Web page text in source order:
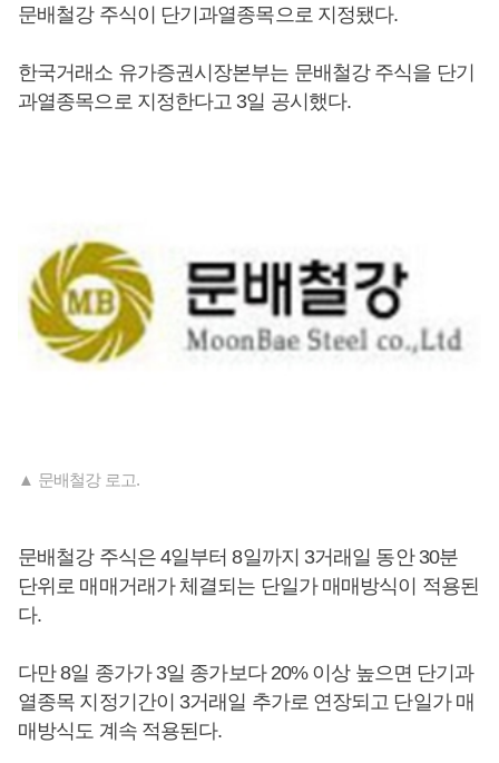
문배철강 주식이 단기과열종목으로 지정됐다.
한국거래소 유가증권시장본부는 문배철강 주식을 단기
과열종목으로 지정한다고 3일 공시했다.
▲ 문배철강 로고.
문배철강 주식은 4일부터 8일까지 3거래일 동안 30분
단위로 매매거래가 체결되는 단일가 매매방식이 적용된
다.
다만 8일 종가가 3일 종가보다 20% 이상 높으면 단기과
열종목 지정기간이 3거래일 추가로 연장되고 단일가 매
매방식도 계속 적용된다.